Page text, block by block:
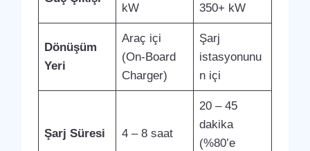
kW 350+ kW
Dönüşüm
Yeri
Araç içi
(On-Board
Charger)
Şarj
istasyonunu
n içi
Şarj Süresi 4 – 8 saat
20 – 45
dakika
(%80’e